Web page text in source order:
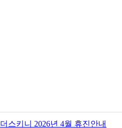
더스키니 2026년 4월 휴진안내